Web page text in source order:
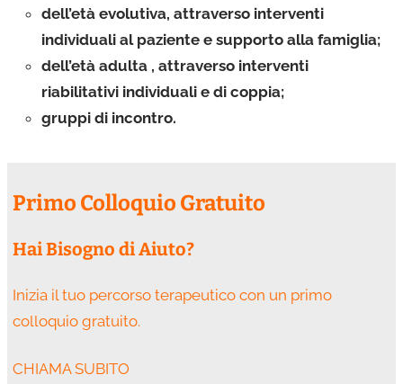
dell’età evolutiva, attraverso interventi
individuali al paziente e supporto alla famiglia;
dell’età adulta , attraverso interventi
riabilitativi individuali e di coppia;
gruppi di incontro.
Primo Colloquio Gratuito
Hai Bisogno di Aiuto?
Inizia il tuo percorso terapeutico con un primo
colloquio gratuito.
CHIAMA SUBITO